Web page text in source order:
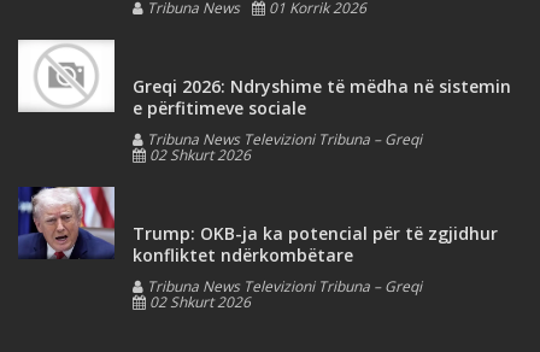
Tribuna News 01 Korrik 2026
Greqi 2026: Ndryshime të mëdha në sistemin
e përfitimeve sociale
Tribuna News Televizioni Tribuna – Greqi
02 Shkurt 2026
Trump: OKB-ja ka potencial për të zgjidhur
konfliktet ndërkombëtare
Tribuna News Televizioni Tribuna – Greqi
02 Shkurt 2026